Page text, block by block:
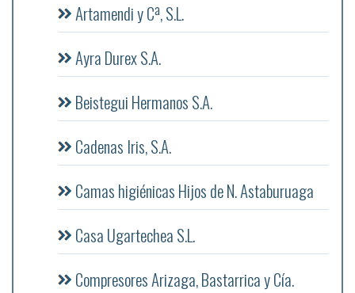
Artamendi y Cª, S.L.
Ayra Durex S.A.
Beistegui Hermanos S.A.
Cadenas Iris, S.A.
Camas higiénicas Hijos de N. Astaburuaga
Casa Ugartechea S.L.
Compresores Arizaga, Bastarrica y Cía.